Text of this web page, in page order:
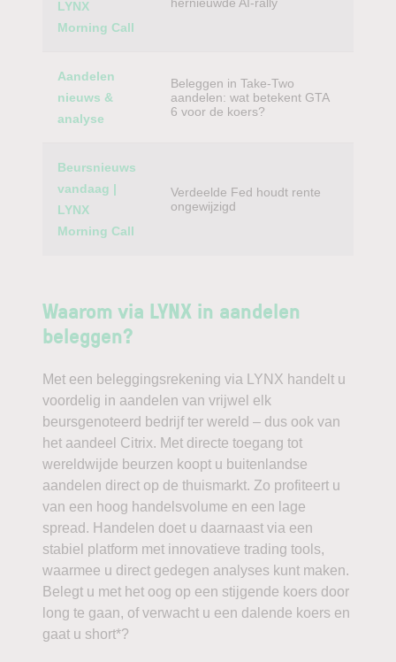
LYNX
Morning Call
Aandelen
nieuws &
analyse
Beleggen in Take-Two
aandelen: wat betekent GTA
6 voor de koers?
Beursnieuws
vandaag |
LYNX
Morning Call
Verdeelde Fed houdt rente
ongewijzigd
Waarom via LYNX in aandelen
beleggen?
Met een beleggingsrekening via LYNX handelt u
voordelig in aandelen van vrijwel elk
beursgenoteerd bedrijf ter wereld – dus ook van
het aandeel Citrix. Met directe toegang tot
wereldwijde beurzen koopt u buitenlandse
aandelen direct op de thuismarkt. Zo profiteert u
van een hoog handelsvolume en een lage
spread. Handelen doet u daarnaast via een
stabiel platform met innovatieve trading tools,
waarmee u direct gedegen analyses kunt maken.
Belegt u met het oog op een stijgende koers door
long te gaan, of verwacht u een dalende koers en
gaat u short*?